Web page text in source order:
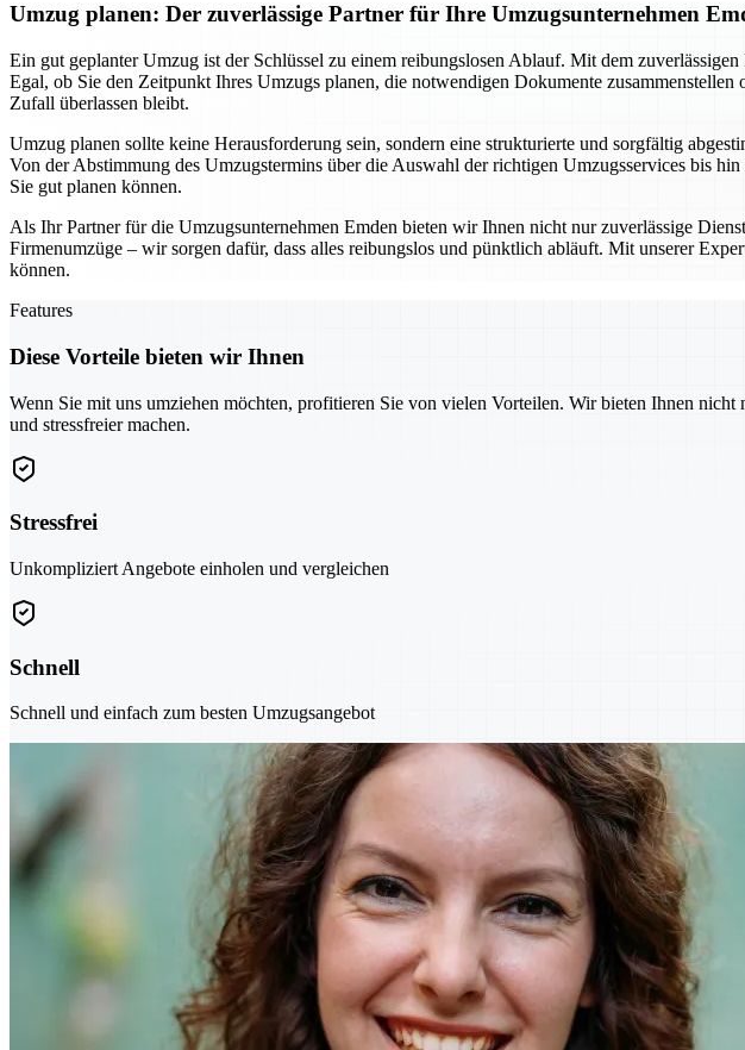
Umzug planen: Der zuverlässige Partner für Ihre Umzugsunternehmen
Ein gut geplanter Umzug ist der Schlüssel zu einem reibungslosen Ablauf. Mit dem
Egal, ob Sie den Zeitpunkt Ihres Umzugs planen, die notwendigen Dokumente
Zufall überlassen bleibt.
Umzug planen sollte keine Herausforderung sein, sondern eine strukturierte und sorgfältig
Von der Abstimmung des Umzugstermins über die Auswahl der richtigen Umzugsservices bis
Sie gut planen können.
Als Ihr Partner für die Umzugsunternehmen Emden bieten wir Ihnen nicht nur zuverlässige
Firmenumzüge – wir sorgen dafür, dass alles reibungslos und pünktlich abläuft. Mit unserer
können.
Features
Diese Vorteile bieten wir Ihnen
Wenn Sie mit uns umziehen möchten, profitieren Sie von vielen Vorteilen. Wir bieten Ihnen
und stressfreier machen.
Stressfrei
Unkompliziert Angebote einholen und vergleichen
Schnell
Schnell und einfach zum besten Umzugsangebot